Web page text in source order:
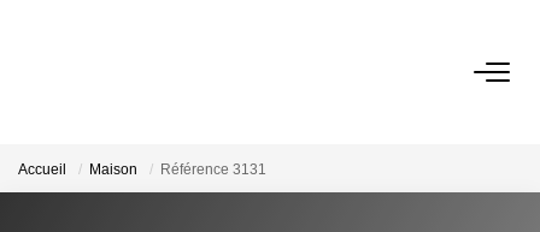
LOCATIONS
Accueil Maison Référence 3131